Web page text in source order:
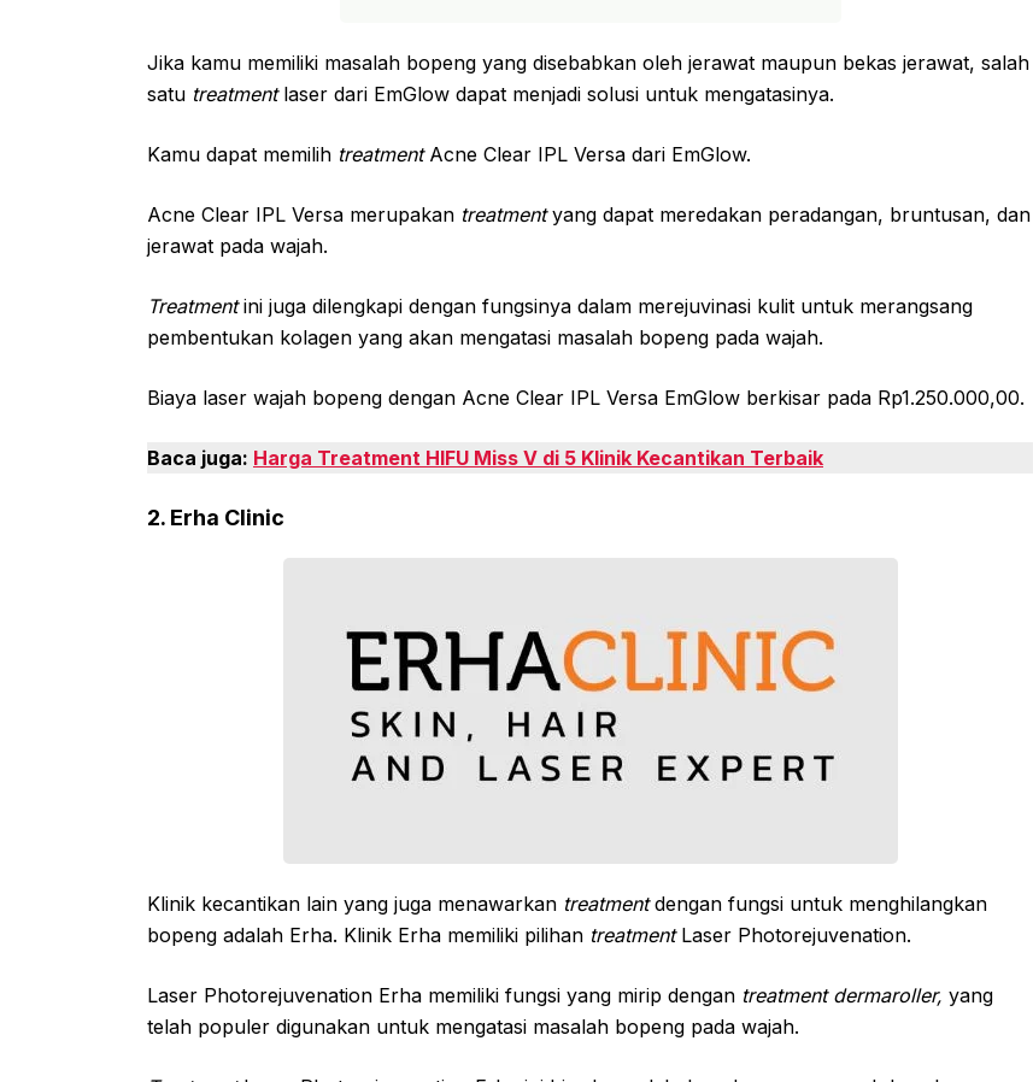
Jika kamu memiliki masalah bopeng yang disebabkan oleh jerawat maupun bekas jerawat, salah
satu treatment laser dari EmGlow dapat menjadi solusi untuk mengatasinya.
Kamu dapat memilih treatment Acne Clear IPL Versa dari EmGlow.
Acne Clear IPL Versa merupakan treatmentyang dapat meredakan peradangan, bruntusan, dan
jerawat pada wajah.
Treatmentini juga dilengkapi dengan fungsinya dalam merejuvinasi kulit untuk merangsang
pembentukan kolagen yang akan mengatasi masalah bopeng pada wajah.
Biaya laser wajah bopeng dengan Acne Clear IPL Versa EmGlow berkisar pada Rp1.250.000,00.
Baca juga: Harga Treatment HIFU Miss V di 5 Klinik Kecantikan Terbaik
2. Erha Clinic
Klinik kecantikan lain yang juga menawarkan treatmentdengan fungsi untuk menghilangkan
bopeng adalah Erha. Klinik Erha memiliki pilihan treatment Laser Photorejuvenation.
Laser Photorejuvenation Erha memiliki fungsi yang mirip dengan treatment dermaroller, yang
telah populer digunakan untuk mengatasi masalah bopeng pada wajah.